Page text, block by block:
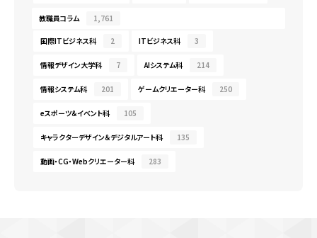
教職員コラム 1,761
国際ITビジネス科 2 ITビジネス科 3
情報デザイン大学科 7 AIシステム科 214
情報システム科 201 ゲームクリエーター科 250
eスポーツ＆イベント科 105
キャラクターデザイン＆デジタルアート科 135
動画・CG・Webクリエーター科 283